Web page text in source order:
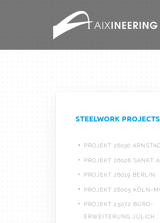
STEELWORK PROJECTS
PROJEKT 26030
PROJEKT 26028 SANKT
PROJEKT 26019 BERLIN
PROJEKT 26005 KÖLN-
PROJEKT 25072 BÜRO-
ERWEITERUNG JÜLICH